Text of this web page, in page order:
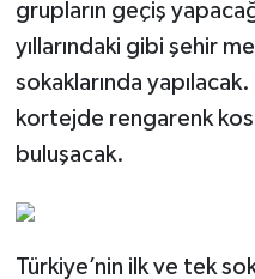
grupların geçiş
yıllarındaki gibi şehir
sokaklarında
kortejde rengarenk
buluşacak.
Türkiye’nin ilk ve tek